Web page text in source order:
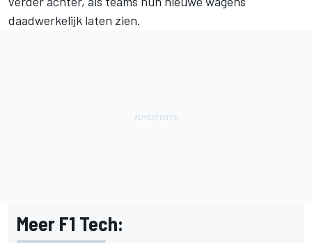
daadwerkelijk laten zien.
Meer F1 Tech: